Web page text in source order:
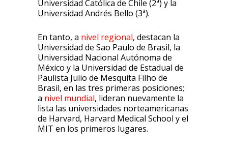
Universidad Católica de Chile (2ª) y la
Universidad Andrés Bello (3ª).
En tanto, a nivel regional, destacan la
Universidad de Sao Paulo de Brasil, la
Universidad Nacional Autónoma de
México y la Universidad de Estadual de
Paulista Julio de Mesquita Filho de
Brasil, en las tres primeras posiciones;
a nivel mundial, lideran nuevamente la
lista las universidades norteamericanas
de Harvard, Harvard Medical School y el
MIT en los primeros lugares.